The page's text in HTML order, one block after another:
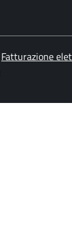
Fatturazione